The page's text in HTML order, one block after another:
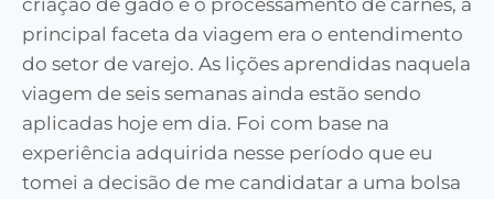
principal faceta da viagem era o entendimento
do setor de varejo. As lições aprendidas naquela
viagem de seis semanas ainda estão sendo
aplicadas hoje em dia. Foi com base na
experiência adquirida nesse período que eu
tomei a decisão de me candidatar a uma bolsa